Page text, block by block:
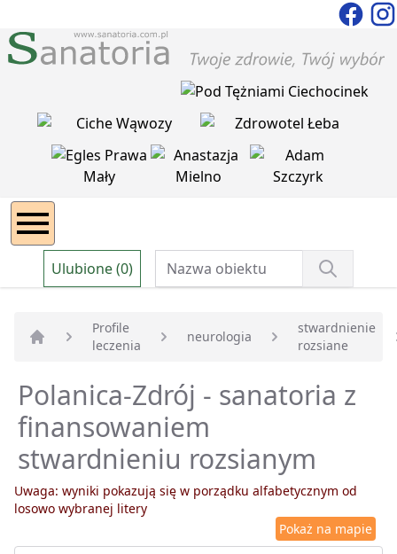
Ulubione (0)
Strona główna
Profile
leczenia
neurologia
stwardnienie
rozsiane
Polanica-Zdrój - sanatoria z
finansowaniem
stwardnieniu rozsianym
Uwaga: wyniki pokazują się w porządku alfabetycznym od
losowo wybranej litery
Pokaż na mapie